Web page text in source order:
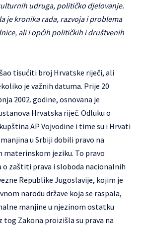
udruga, političko djelovanje.
je kronika rada, razvoja i problema
ali i općih političkih i društvenih
tisućiti broj Hrvatske riječi, ali
je važnih datuma. Prije 20
2002. godine, osnovana je
Hrvatska riječ. Odluku o
AP Vojvodine i time su i Hrvati
u Srbiji dobili pravo na
materinskom jeziku. To pravo
o zaštiti prava i sloboda nacionalnih
Republike Jugoslavije, kojim je
narodu države koja se raspala,
manjine u njezinom ostatku
tog Zakona proizišla su prava na